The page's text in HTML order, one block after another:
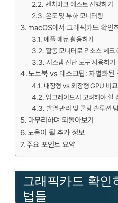
벤치마크 테스트 진행하기
온도 및 부하 모니터링
macOS에서 그래픽카드 확인
애플 메뉴 활용하기
활동 모니터로 리소스 체크
시스템 진단 도구 사용하기
노트북 vs 데스크탑: 차별화된
내장형 vs 외장형 GPU 비교
업그레이드시 고려해야 할
발열 관리 및 쿨링 솔루션
마무리하며 되돌아보기
도움이 될 추가 정보
주요 포인트 요약
그래픽카드 확인
법들